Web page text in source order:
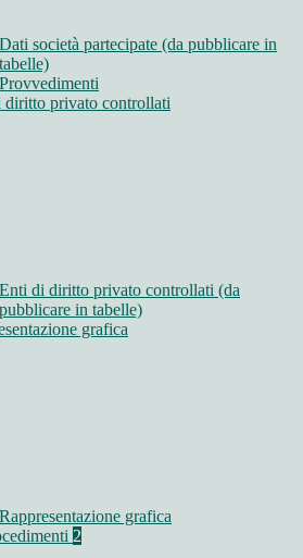
Dati società partecipate (da pubblicare in
tabelle)
Provvedimenti
diritto privato controllati
Enti di diritto privato controllati (da
pubblicare in tabelle)
grafica
Rappresentazione grafica
2